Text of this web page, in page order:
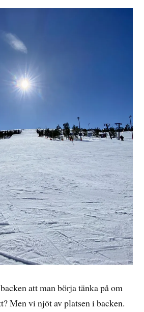
att man börja tänka på om
Men vi njöt av platsen i backen.